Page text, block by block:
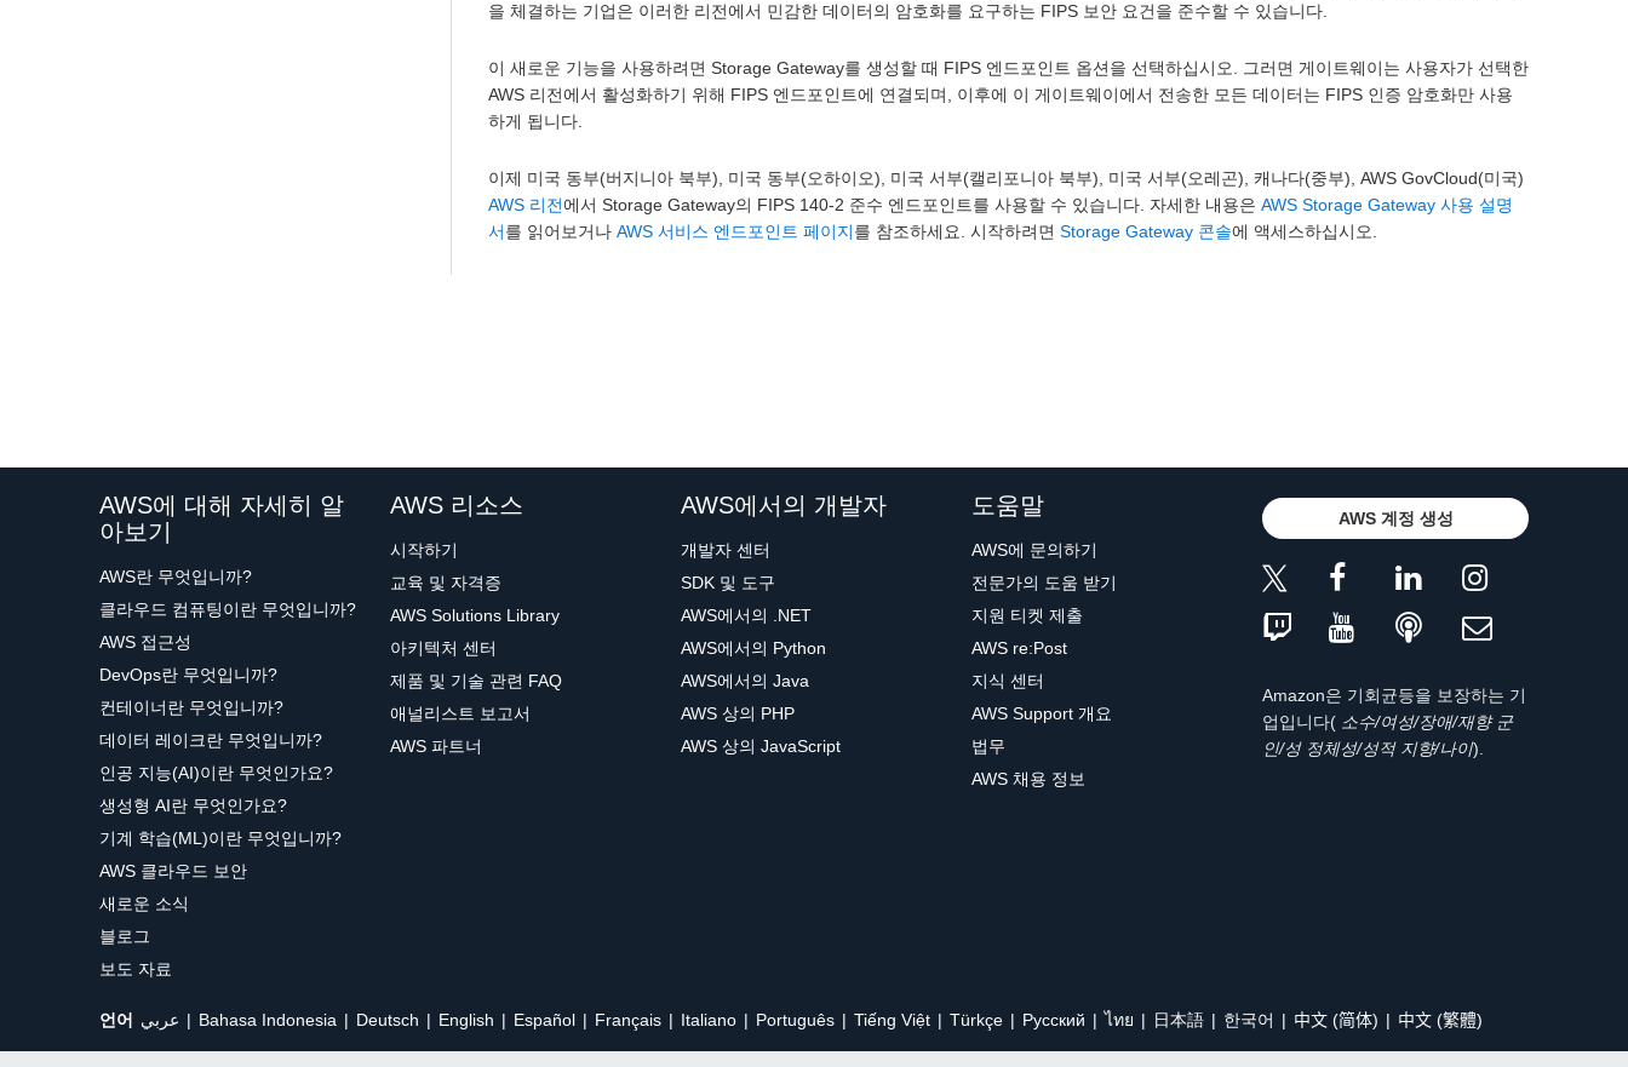
을 체결하는 기업은 이러한 리전에서 민감한 데이터의 암호화를 요구하는 FIPS 보안 요건을 준수할 수 있습니다.
이 새로운 기능을 사용하려면 Storage Gateway를 생성할 때 FIPS 엔드포인트 옵션을 선택하십시오. 그러면 게이트웨이는 사용자가 선택한
AWS 리전에서 활성화하기 위해 FIPS 엔드포인트에 연결되며, 이후에 이 게이트웨이에서 전송한 모든 데이터는 FIPS 인증 암호화만 사용
하게 됩니다.
이제 미국 동부(버지니아 북부), 미국 동부(오하이오), 미국 서부(캘리포니아 북부), 미국 서부(오레곤), 캐나다(중부), AWS GovCloud(미국)
AWS 리전에서 Storage Gateway의 FIPS 140-2 준수 엔드포인트를 사용할 수 있습니다. 자세한 내용은 AWS Storage Gateway 사용 설명
서를 읽어보거나 AWS 서비스 엔드포인트 페이지를 참조하세요. 시작하려면 Storage Gateway 콘솔에 액세스하십시오.
AWS에 대해 자세히 알
아보기
AWS란 무엇입니까?
클라우드 컴퓨팅이란 무엇입니까?
AWS 접근성
DevOps란 무엇입니까?
컨테이너란 무엇입니까?
데이터 레이크란 무엇입니까?
인공 지능(AI)이란 무엇인가요?
생성형 AI란 무엇인가요?
기계 학습(ML)이란 무엇입니까?
AWS 클라우드 보안
새로운 소식
블로그
보도 자료
AWS 리소스
시작하기
교육 및 자격증
AWS Solutions Library
아키텍처 센터
제품 및 기술 관련 FAQ
애널리스트 보고서
AWS 파트너
AWS에서의 개발자
개발자 센터
SDK 및 도구
AWS에서의 .NET
AWS에서의 Python
AWS에서의 Java
AWS 상의 PHP
AWS 상의 JavaScript
도움말
AWS에 문의하기
전문가의 도움 받기
지원 티켓 제출
AWS re:Post
지식 센터
AWS Support 개요
법무
AWS 채용 정보
AWS 계정 생성
Amazon은 기회균등을 보장하는 기
업입니다( 소수/여성/장애/재향 군
인/성 정체성/성적 지향/나이).
언어 عربي Bahasa Indonesia Deutsch English Español Français Italiano Português Tiếng Việt Türkçe Ρусский ไทย 日本語 한국어 中文 (简体) 中文 (繁體)